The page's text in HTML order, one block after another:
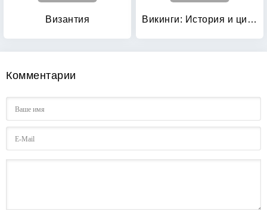
Византия Викинги: История и цивилизация
Комментарии